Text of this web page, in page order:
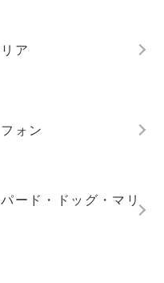
ア
ォン
ード・ドッグ・マリ